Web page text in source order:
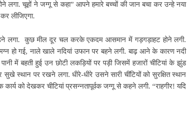
लगा. चूहों ने जग्गू से कहा” आपने हमारे बच्चों की जान बचा कर उन्हे नया
लीजिएगा.
लगा. कुछ मील दूर चल करके एकदम आसमान में गड़गड़ाहट होने लगी.
हो गई, नाले खाले नदियां उफान पर बहने लगी. बाढ़ आने के कारण नदी
बहती हुई उन छोटी लकड़ियों पर पड़ी जिसमें हजारों चीटियां के झुंड
स्थान पर रखने लगा. धीरे-धीरे उसने सारी चींटियों को सुरक्षित स्थान
को देखकर चीटियां प्रसन्नतापूर्वक जग्गू से कहने लगी. “राहगीर! यदि